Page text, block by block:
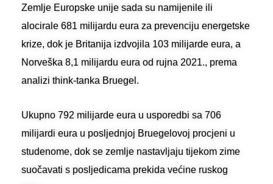
Zemlje Europske unije sada su namijenile ili
alocirale 681 milijardu eura za prevenciju energetske
krize, dok je Britanija izdvojila 103 milijarde eura, a
Norveška 8,1 milijardu eura od rujna 2021., prema
analizi think-tanka Bruegel.
Ukupno 792 milijarde eura u usporedbi sa 706
milijardi eura u posljednjoj Bruegelovoj procjeni u
studenome, dok se zemlje nastavljaju tijekom zime
suočavati s posljedicama prekida većine ruskog